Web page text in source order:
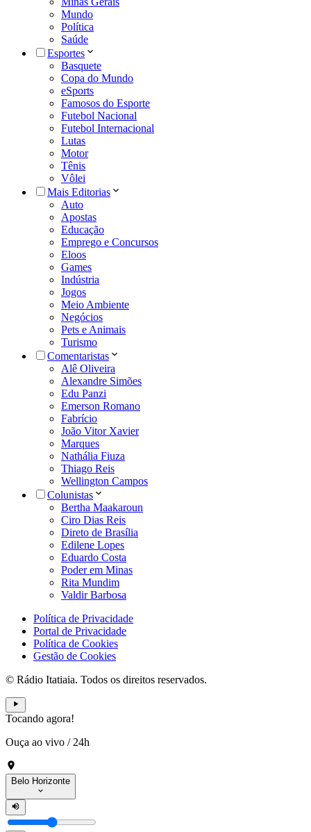
Mundo
Política
Saúde
Esportes
Basquete
Copa do Mundo
eSports
Famosos do Esporte
Futebol Nacional
Futebol Internacional
Lutas
Motor
Tênis
Vôlei
Mais Editorias
Auto
Apostas
Educação
Emprego e Concursos
Eloos
Games
Indústria
Jogos
Meio Ambiente
Negócios
Pets e Animais
Turismo
Comentaristas
Alê Oliveira
Alexandre Simões
Edu Panzi
Emerson Romano
Fabrício
João Vitor Xavier
Marques
Nathália Fiuza
Thiago Reis
Wellington Campos
Colunistas
Bertha Maakaroun
Ciro Dias Reis
Direto de Brasília
Edilene Lopes
Eduardo Costa
Poder em Minas
Rita Mundim
Valdir Barbosa
Política de Privacidade
Portal de Privacidade
Política de Cookies
Gestão de Cookies
© Rádio Itatiaia. Todos os direitos reservados.
Tocando agora!
Ouça ao vivo / 24h
Belo Horizonte